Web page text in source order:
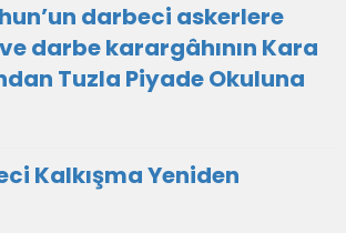
darbeci askerlere
darbe karargâhının Kara
Tuzla Piyade Okuluna
Kalkışma Yeniden